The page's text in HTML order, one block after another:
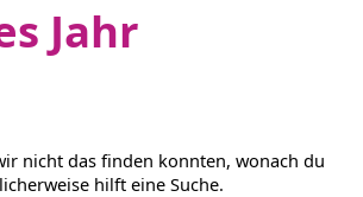
Jahr
nicht das finden konnten, wonach du
hilft eine Suche.